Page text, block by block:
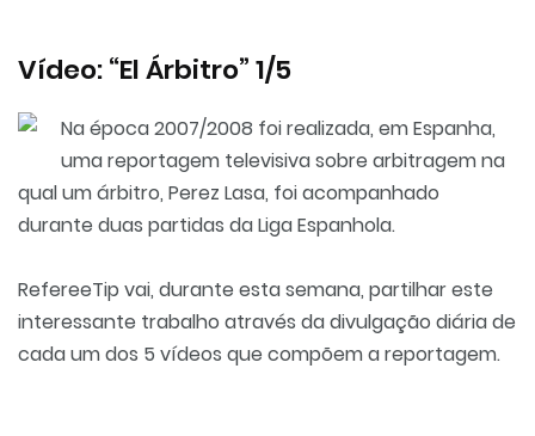
Vídeo: “El Árbitro” 1/5
Na época 2007/2008 foi realizada, em Espanha,
uma reportagem televisiva sobre arbitragem na
qual um árbitro, Perez Lasa, foi acompanhado
durante duas partidas da Liga Espanhola.
RefereeTip vai, durante esta semana, partilhar este
interessante trabalho através da divulgação diária de
cada um dos 5 vídeos que compõem a reportagem.